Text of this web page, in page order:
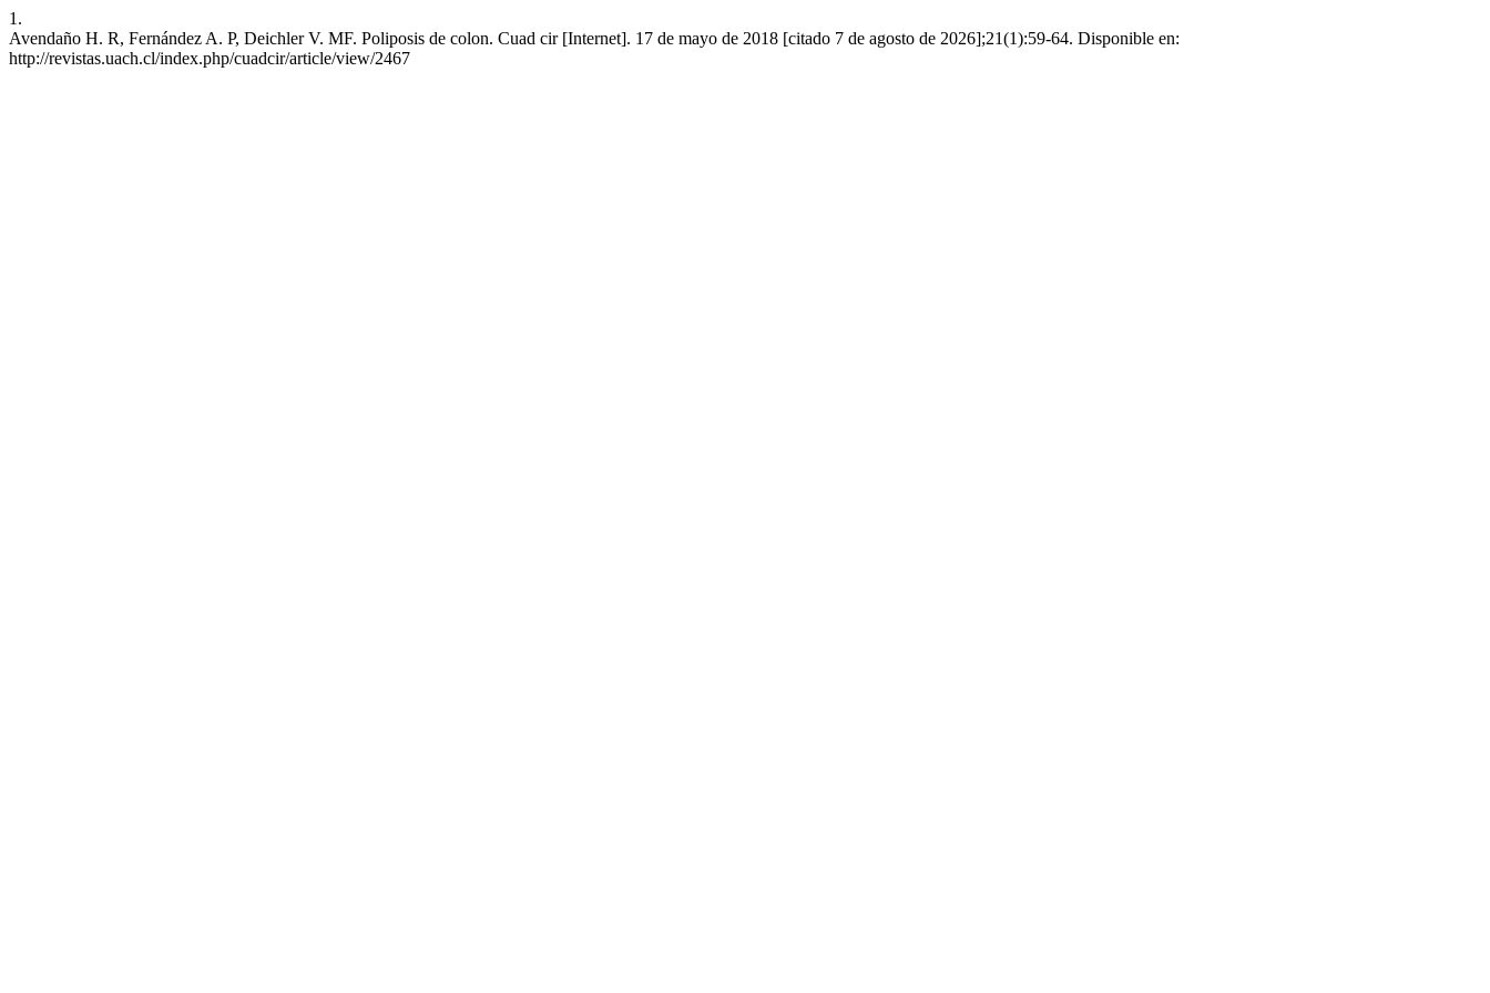
1.
Avendaño H. R, Fernández A. P, Deichler V. MF. Poliposis de colon. Cuad cir [Internet]. 17 de mayo de 2018 [citado 7 de agosto de 2026];21(1):59-64. Disponible en:
http://revistas.uach.cl/index.php/cuadcir/article/view/2467